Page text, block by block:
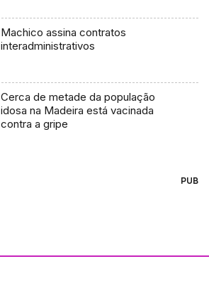
Machico assina contratos
interadministrativos
Cerca de metade da população
idosa na Madeira está vacinada
contra a gripe
PUB